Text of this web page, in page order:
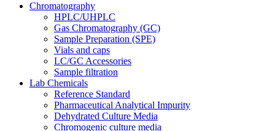
Chromatography
HPLC/UHPLC
Gas Chromatography (GC)
Sample Preparation (SPE)
Vials and caps
LC/GC Accessories
Sample filtration
Lab Chemicals
Reference Standard
Pharmaceutical Analytical Impurity
Dehydrated Culture Media
Chromogenic culture media